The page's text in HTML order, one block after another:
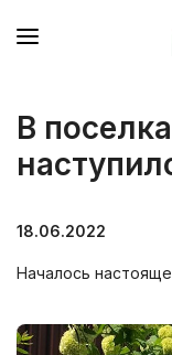
В
18.06.2022
Началось